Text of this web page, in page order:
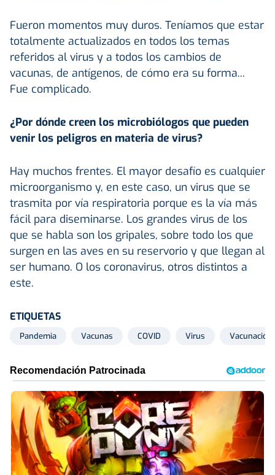
Fueron momentos muy duros. Teníamos que estar
totalmente actualizados en todos los temas
referidos al virus y a todos los cambios de
vacunas, de antígenos, de cómo era su forma...
Fue complicado.
¿Por dónde creen los microbiólogos que pueden
venir los peligros en materia de virus?
Hay muchos frentes. El mayor desafío es cualquier
microorganismo y, en este caso, un virus que se
trasmita por vía respiratoria porque es la vía más
fácil para diseminarse. Los grandes virus de los
que se habla son los gripales, sobre todo los que
surgen en las aves en su reservorio y que llegan al
ser humano. O los coronavirus, otros distintos a
este.
ETIQUETAS
Pandemia Vacunas COVID Virus Vacunación